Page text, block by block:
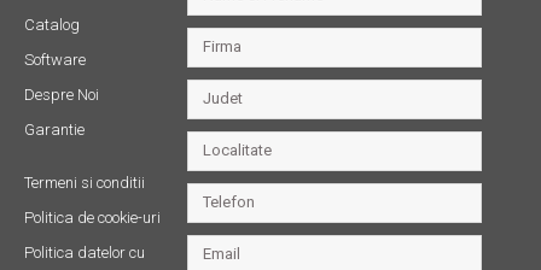
Catalog
Software
Despre Noi
Garantie
Termeni si conditii
Politica de cookie-uri
Politica datelor cu